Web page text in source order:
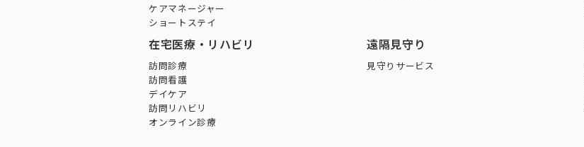
ケアマネージャー
ショートステイ
在宅医療・リハビリ
訪問診療
訪問看護
デイケア
訪問リハビリ
オンライン診療
遠隔見守り
見守りサービス